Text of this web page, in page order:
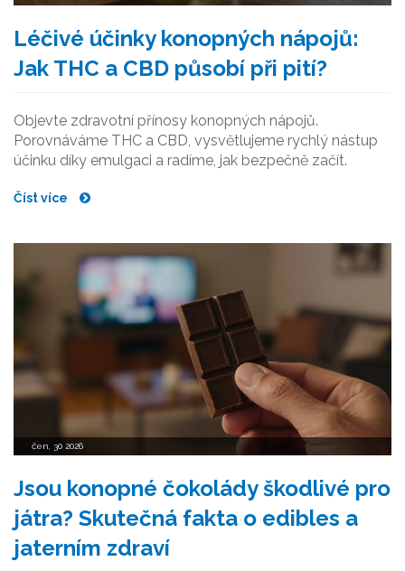
Léčivé účinky konopných nápojů:
Jak THC a CBD působí při pití?
Objevte zdravotní přínosy konopných nápojů.
Porovnáváme THC a CBD, vysvětlujeme rychlý nástup
účinku díky emulgaci a radíme, jak bezpečně začít.
Číst více
čen, 30 2026
Jsou konopné čokolády škodlivé pro
játra? Skutečná fakta o edibles a
jaterním zdraví